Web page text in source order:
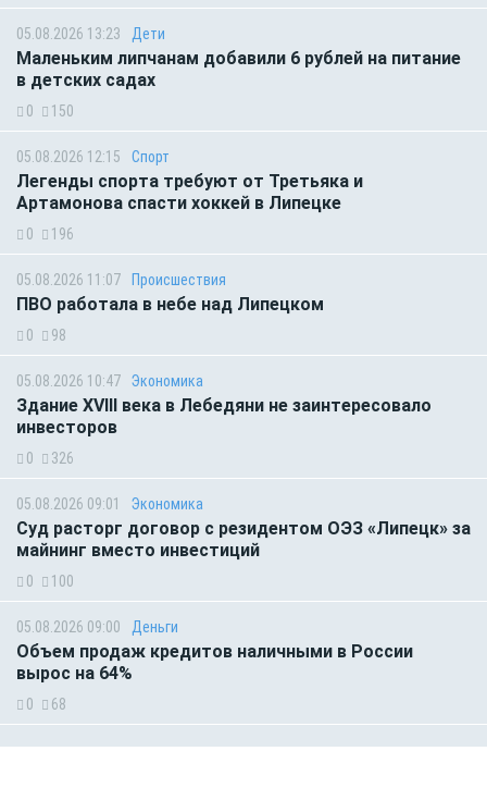
05.08.2026 13:23 Дети
Маленьким липчанам добавили 6 рублей на питание
в детских садах
0 150
05.08.2026 12:15 Спорт
Легенды спорта требуют от Третьяка и
Артамонова спасти хоккей в Липецке
0 196
05.08.2026 11:07 Происшествия
ПВО работала в небе над Липецком
0 98
05.08.2026 10:47 Экономика
Здание XVIII века в Лебедяни не заинтересовало
инвесторов
0 326
05.08.2026 09:01 Экономика
Суд расторг договор с резидентом ОЭЗ «Липецк» за
майнинг вместо инвестиций
0 100
05.08.2026 09:00 Деньги
Объем продаж кредитов наличными в России
вырос на 64%
0 68